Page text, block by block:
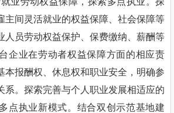
主间灵活就业的权益保障、社会保障等
人员劳动权益保护、保费缴纳、薪酬等
企业在劳动者权益保障方面的相应责
本报酬权、休息权和职业安全，明确参
系。探索完善与个人职业发展相适应的
点执业新模式。结合双创示范基地建